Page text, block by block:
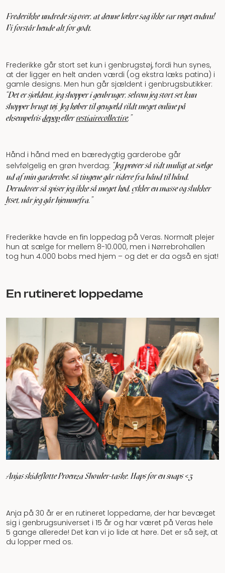
Frederikke undrede sig over, at denne lækre sag ikke var røget endnu!
Vi forstår hende alt for godt.
Frederikke går stort set kun i genbrugstøj, fordi hun synes,
at der ligger en helt anden værdi (og ekstra læks patina) i
gamle designs. Men hun går sjældent i genbrugsbutikker:
"Det er sjældent, jeg shopper i genbruger, selvom jeg stort set kun
shopper brugt tøj. Jeg køber til gengæld vildt meget online på
eksempelvisdepopellervestiairecollective.”
Hånd i hånd med en bæredygtig garderobe går
selvfølgelig en grøn hverdag: "Jeg prøver så vidt muligt at sælge
ud af min garderobe, så tingene går videre fra hånd til hånd.
Derudover så spiser jeg ikke så meget kød, cykler en masse og slukker
lyset, når jeg går hjemmefra.”
Frederikke havde en fin loppedag på Veras. Normalt plejer
hun at sælge for mellem 8-10.000, men i Nørrebrohallen
tog hun 4.000 bobs med hjem – og det er da også en sjat!
En rutineret loppedame
Anjas skideflotte Proenza Shouler-taske. Haps for en snaps <3
Anja på 30 år er en rutineret loppedame, der har bevæget
sig i genbrugsuniverset i 15 år og har været på Veras hele
5 gange allerede! Det kan vi jo lide at høre. Det er så sejt, at
du lopper med os.